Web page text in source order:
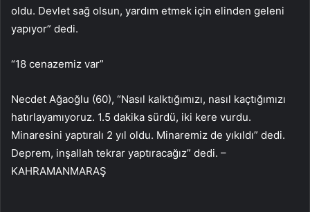
oldu. Devlet sağ olsun, yardım etmek için elinden geleni
yapıyor” dedi.
“18 cenazemiz var”
Necdet Ağaoğlu (60), “Nasıl kalktığımızı, nasıl kaçtığımızı
hatırlayamıyoruz. 1.5 dakika sürdü, iki kere vurdu.
Minaresini yaptıralı 2 yıl oldu. Minaremiz de yıkıldı” dedi.
Deprem, inşallah tekrar yaptıracağız” dedi. –
KAHRAMANMARAŞ